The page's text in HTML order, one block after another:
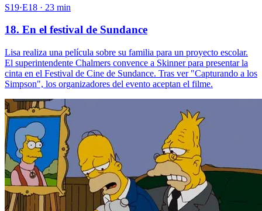
S19·E18 · 23 min
18. En el festival de Sundance
Lisa realiza una película sobre su familia para un proyecto escolar.
El superintendente Chalmers convence a Skinner para presentar la
cinta en el Festival de Cine de Sundance. Tras ver "Capturando a los
Simpson", los organizadores del evento aceptan el filme.